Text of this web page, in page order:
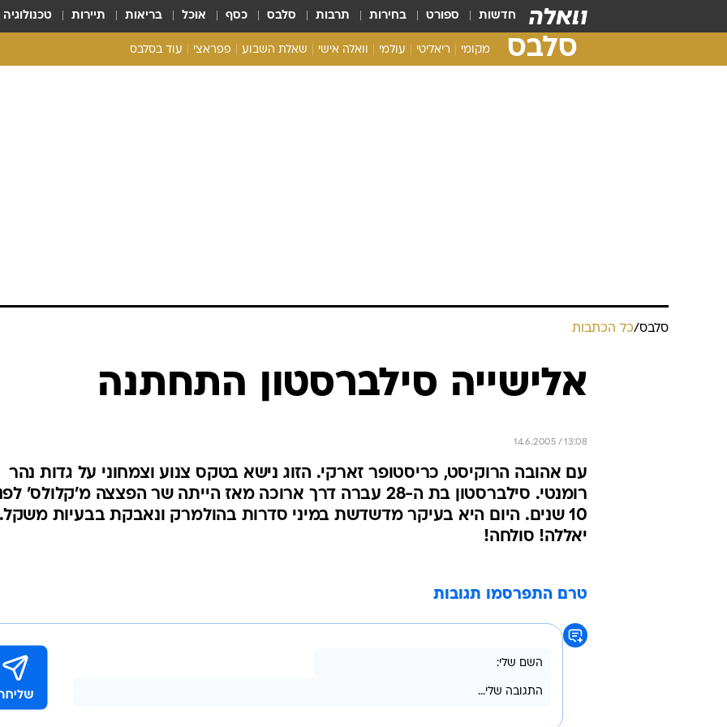
חדשות ספורט בחירות תרבות סלבס כסף אוכל בריאות תיירות טכנולוגיה
סלבס מקומי ריאליטי עולמי וואלה אישי שאלת השבוע פפראצי עוד בסלבס
סלבס/כל הכתבות
אלישייה סילברסטון התחתנה
14.6.2005 / 13:08
עם אהובה הרוקיסט, כריסטופר זארקי. הזוג נישא בטקס צנוע וצמחוני על גדות נהר
רומנטי. סילברסטון בת ה-28 עברה דרך ארוכה מאז הייתה שר הפצצה מ'קלולס'
10 שנים. היום היא בעיקר מדשדשת במיני סדרות בהולמרק ונאבקת בבעיות משקל.
יאללה! סולחה!
טרם התפרסמו תגובות